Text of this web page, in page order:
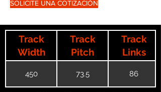
SOLICITE UNA COTIZACIÓN
Track
Width
Track
Pitch
Track
Links
450 73.5 86